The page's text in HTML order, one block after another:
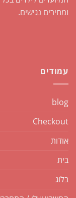
ומחירים נגישים.
עמודים
blog
Checkout
אודות
בית
בלוג